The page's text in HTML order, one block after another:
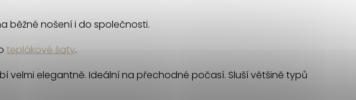
běžné nošení i do společnosti.
teplákové šaty.
velmi elegantně. Ideální na přechodné počasí. Sluší většině typů